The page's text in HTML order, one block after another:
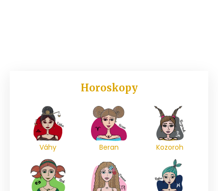
Horoskopy
Váhy Beran Kozoroh